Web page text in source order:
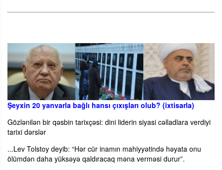
Şeyxin 20 yanvarla bağlı hansı çıxışları olub? (ixtisarla)
Gözlənilən bir qəsbin tarixçəsi: dini liderin siyasi cəlladlara verdiyi
tarixi dərslər
...Lev Tolstoy deyib: “Hər cür inamın mahiyyətində həyata onu
ölümdən daha yüksəyə qaldıracaq məna verməsi durur”.